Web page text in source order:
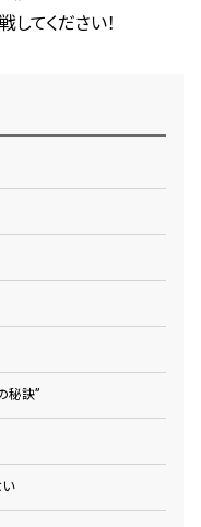
てください！
秘訣”